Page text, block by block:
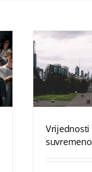
Vrijednosti